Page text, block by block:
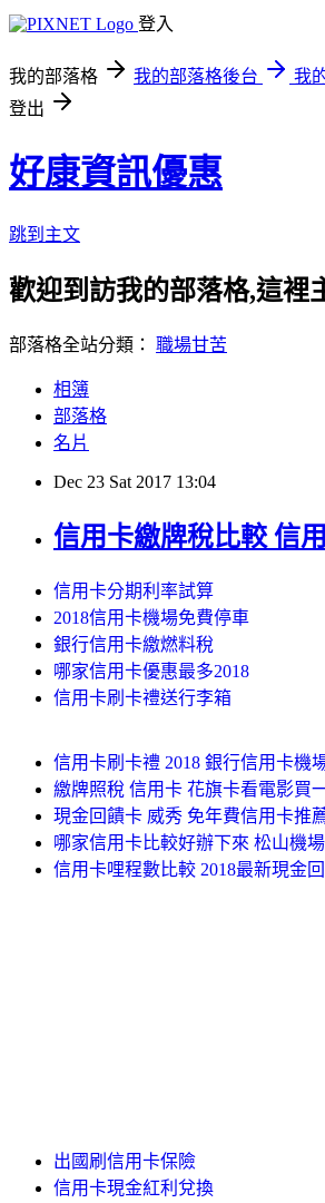
登入
我的部落格 我的部落格後台
我
登出
好康資訊優惠
跳到主文
歡迎到訪我的部落格,這裡
部落格全站分類： 職場甘苦
相簿
部落格
名片
Dec 23 Sat 2017 13:04
信用卡繳牌稅比較 信
信用卡分期利率試算
2018信用卡機場免費停車
銀行信用卡繳燃料稅
哪家信用卡優惠最多2018
信用卡刷卡禮送行李箱
信用卡刷卡禮 2018 銀行信用卡機
繳牌照稅 信用卡 花旗卡看電影買
現金回饋卡 威秀 免年費信用卡推
哪家信用卡比較好辦下來 松山機
信用卡哩程數比較 2018最新現金
出國刷信用卡保險
信用卡現金紅利兌換